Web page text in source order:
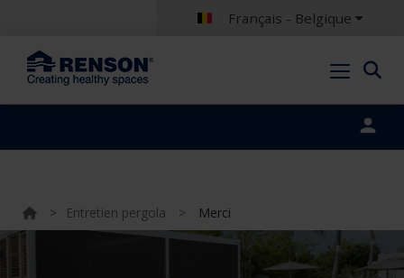
Français - Belgique
> Entretien pergola > Merci